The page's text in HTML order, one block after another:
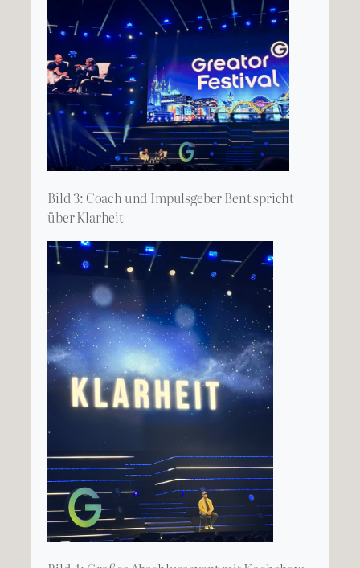
Bild 3: Coach und Impulsgeber Bent spricht
über Klarheit